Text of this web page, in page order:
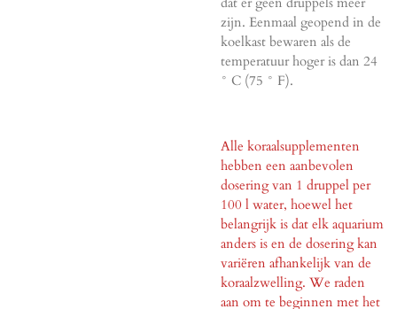
zijn. Eenmaal geopend in de
koelkast bewaren als de
temperatuur hoger is dan 24
° C (75 ° F).
Alle koraalsupplementen
hebben een aanbevolen
dosering van 1 druppel per
100 l water, hoewel het
belangrijk is dat elk aquarium
anders is en de dosering kan
variëren afhankelijk van de
koraalzwelling. We raden
aan om te beginnen met het